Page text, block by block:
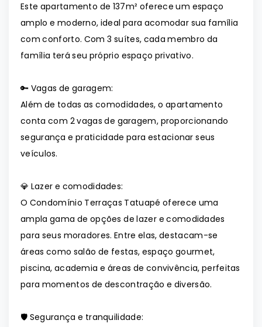
Este apartamento de 137m² oferece um espaço
amplo e moderno, ideal para acomodar sua família
com conforto. Com 3 suítes, cada membro da
família terá seu próprio espaço privativo.
🔑 Vagas de garagem:
Além de todas as comodidades, o apartamento
conta com 2 vagas de garagem, proporcionando
segurança e praticidade para estacionar seus
veículos.
💎 Lazer e comodidades:
O Condomínio Terraças Tatuapé oferece uma
ampla gama de opções de lazer e comodidades
para seus moradores. Entre elas, destacam-se
áreas como salão de festas, espaço gourmet,
piscina, academia e áreas de convivência, perfeitas
para momentos de descontração e diversão.
🛡️ Segurança e tranquilidade: